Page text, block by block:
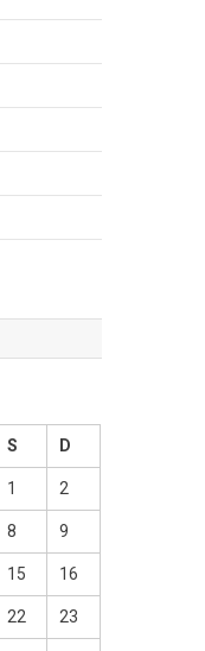
S D
1 2
8 9
15 16
22 23